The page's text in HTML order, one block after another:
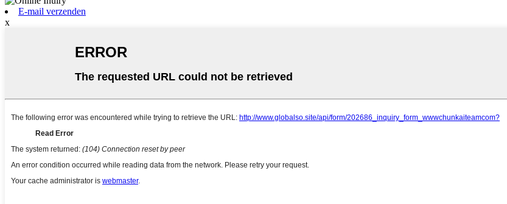
E-mail verzenden
x